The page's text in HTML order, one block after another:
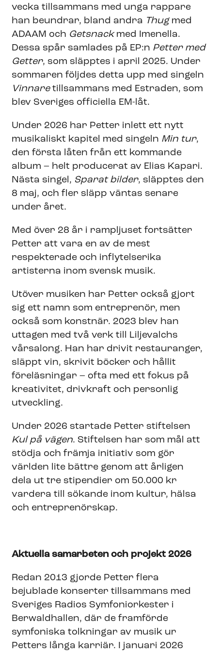
vecka tillsammans med unga rappare
han beundrar, bland andra Thugmed
ADAAM och Getsnackmed Imenella.
Dessa spår samlades på EP:n Petter med
Getter, som släpptes i april 2025. Under
sommaren följdes detta upp med singeln
Vinnaretillsammans med Estraden, som
blev Sveriges officiella EM-låt.
Under 2026 har Petter inlett ett nytt
musikaliskt kapitel med singeln Min tur,
den första låten från ett kommande
album – helt producerat av Elias Kapari.
Nästa singel, Sparat bilder, släpptes den
8 maj, och fler släpp väntas senare
under året.
Med över 28 år i rampljuset fortsätter
Petter att vara en av de mest
respekterade och inflytelserika
artisterna inom svensk musik.
Utöver musiken har Petter också gjort
sig ett namn som entreprenör, men
också som konstnär. 2023 blev han
uttagen med två verk till Liljevalchs
vårsalong. Han har drivit restauranger,
släppt vin, skrivit böcker och hållit
föreläsningar – ofta med ett fokus på
kreativitet, drivkraft och personlig
utveckling.
Under 2026 startade Petter stiftelsen
Kul på vägen. Stiftelsen har som mål att
stödja och främja initiativ som gör
världen lite bättre genom att årligen
dela ut tre stipendier om 50.000 kr
vardera till sökande inom kultur, hälsa
och entreprenörskap.
Aktuella samarbeten och projekt 2026
Redan 2013 gjorde Petter flera
bejublade konserter tillsammans med
Sveriges Radios Symfoniorkester i
Berwaldhallen, där de framförde
symfoniska tolkningar av musik ur
Petters långa karriär. I januari 2026